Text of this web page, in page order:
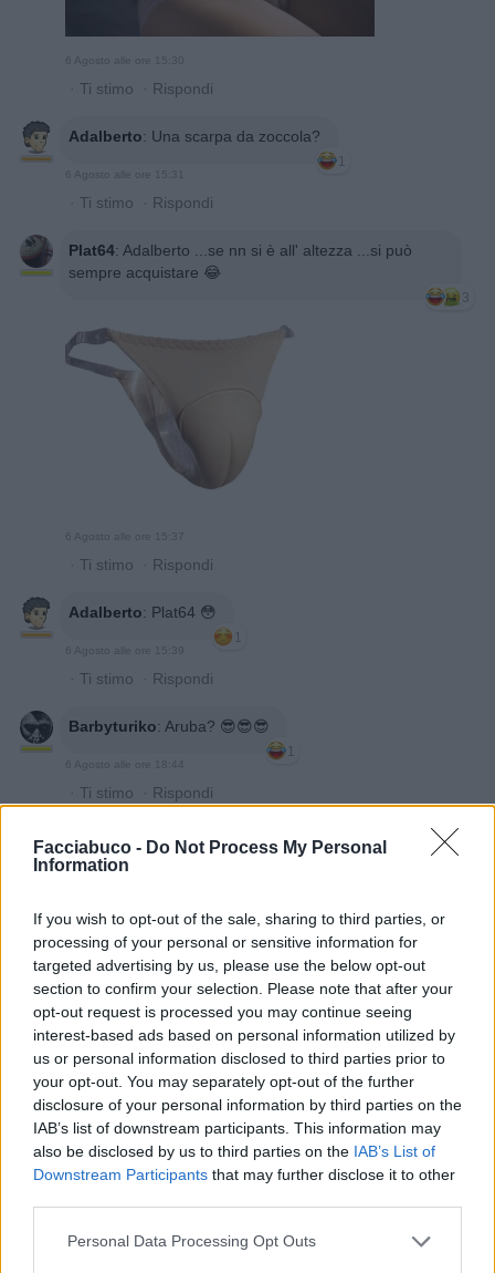
Facciabuco - Do Not Process My Personal
Information
If you wish to opt-out of the sale, sharing to third parties, or
processing of your personal or sensitive information for
targeted advertising by us, please use the below opt-out
section to confirm your selection. Please note that after your
opt-out request is processed you may continue seeing
interest-based ads based on personal information utilized by
us or personal information disclosed to third parties prior to
your opt-out. You may separately opt-out of the further
disclosure of your personal information by third parties on the
IAB’s list of downstream participants. This information may
also be disclosed by us to third parties on the IAB’s List of
Downstream Participants that may further disclose it to other
Personal Data Processing Opt Outs
6 Agosto alle ore 15:30
· Ti stimo · Rispondi
Adalberto: Una scarpa da zoccola?
1
6 Agosto alle ore 15:31
· Ti stimo · Rispondi
Plat64: Adalberto ...se nn si è all' altezza ...si può
sempre acquistare 😂
3
6 Agosto alle ore 15:37
· Ti stimo · Rispondi
Adalberto: Plat64 😳
1
6 Agosto alle ore 15:39
· Ti stimo · Rispondi
Barbyturiko: Aruba? 😎😎😎
1
6 Agosto alle ore 18:44
· Ti stimo · Rispondi
E adesso siamo capaci tutti